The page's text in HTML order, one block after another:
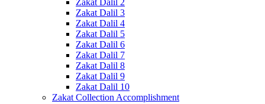
Zakat Dalil 2
Zakat Dalil 3
Zakat Dalil 4
Zakat Dalil 5
Zakat Dalil 6
Zakat Dalil 7
Zakat Dalil 8
Zakat Dalil 9
Zakat Dalil 10
Zakat Collection Accomplishment